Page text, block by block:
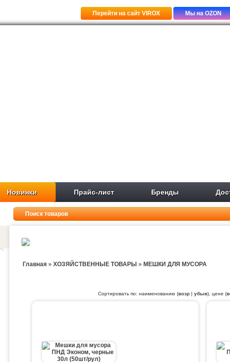
Перейти на сайт VIROX Мы на OZON
Новинки Прайс-лист Бренды
Главная » ХОЗЯЙСТВЕННЫЕ ТОВАРЫ » МЕШКИ ДЛЯ МУСОРА
Сортировать по: наименованию (возр| убыв), цене (